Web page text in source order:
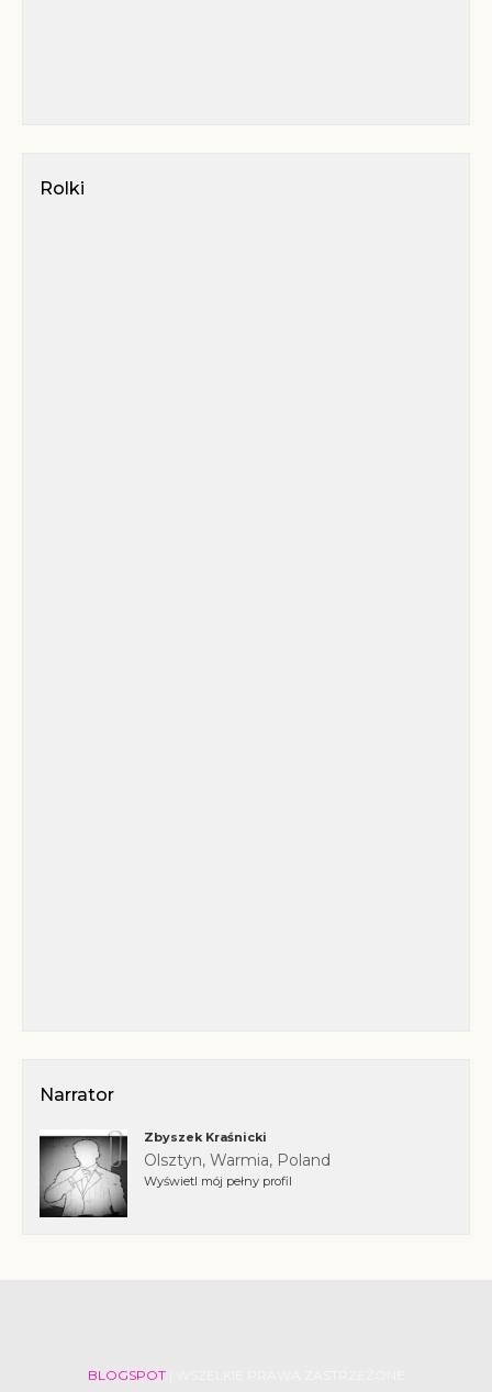
Rolki
Narrator
Zbyszek Kraśnicki
Olsztyn, Warmia, Poland
Wyświetl mój pełny profil
BLOGSPOT| WSZELKIE PRAWA ZASTRZEŻONE